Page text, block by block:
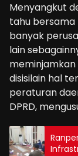
Menyangkut
tahu bersama
banyak
lain
disisilain hal
peraturan
DPRD,